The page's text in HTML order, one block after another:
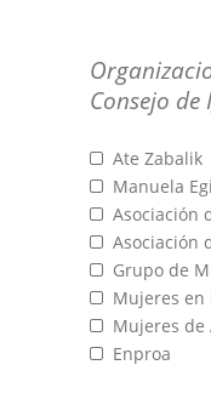
Consejo
Ate Zabalik
Manuela
Asociación
Asociación
Grupo de
Mujeres en
Mujeres de
Enproa